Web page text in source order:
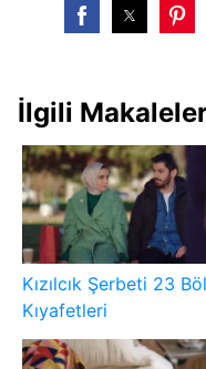
İlgili
Kızılcık Şerbeti 23
Kıyafetleri